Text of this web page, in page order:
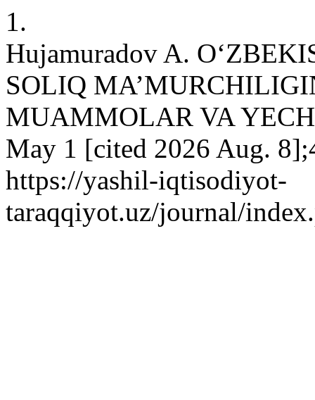
1.
Hujamuradov A.
SOLIQ
MUAMMOLAR VA
May 1 [cited 2026 Aug.
https://yashil-iqtisodiyot-
taraqqiyot.uz/journal/